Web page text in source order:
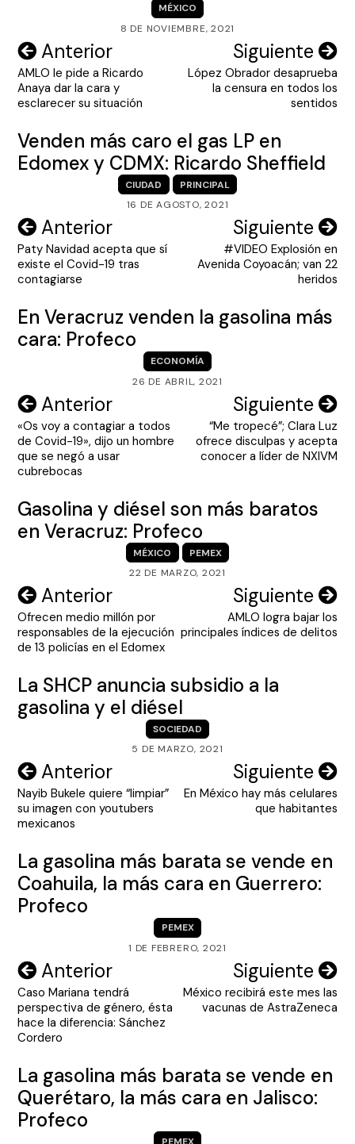
MÉXICO
8 DE NOVIEMBRE, 2021
Navegación
de
entradas
Anterior
AMLO le pide a Ricardo
Anaya dar la cara y
esclarecer su situación
Siguiente
López Obrador desaprueba
la censura en todos los
sentidos
Venden más caro el gas LP en
Edomex y CDMX: Ricardo Sheffield
CIUDAD
PRINCIPAL
16 DE AGOSTO, 2021
Navegación
de
entradas
Anterior
Paty Navidad acepta que sí
existe el Covid-19 tras
contagiarse
Siguiente
#VIDEO Explosión en
Avenida Coyoacán; van 22
heridos
En Veracruz venden la gasolina más
cara: Profeco
ECONOMÍA
26 DE ABRIL, 2021
Navegación
de
entradas
Anterior
«Os voy a contagiar a todos
de Covid-19», dijo un hombre
que se negó a usar
cubrebocas
Siguiente
“Me tropecé”; Clara Luz
ofrece disculpas y acepta
conocer a líder de NXIVM
Gasolina y diésel son más baratos
en Veracruz: Profeco
MÉXICO
PEMEX
22 DE MARZO, 2021
Navegación
de
entradas
Anterior
Ofrecen medio millón por
responsables de la ejecución
de 13 policías en el Edomex
Siguiente
AMLO logra bajar los
principales índices de delitos
La SHCP anuncia subsidio a la
gasolina y el diésel
SOCIEDAD
5 DE MARZO, 2021
Navegación
de
entradas
Anterior
Nayib Bukele quiere “limpiar”
su imagen con youtubers
mexicanos
Siguiente
En México hay más celulares
que habitantes
La gasolina más barata se vende en
Coahuila, la más cara en Guerrero:
Profeco
PEMEX
1 DE FEBRERO, 2021
Navegación
de
entradas
Anterior
Caso Mariana tendrá
perspectiva de género, ésta
hace la diferencia: Sánchez
Cordero
Siguiente
México recibirá este mes las
vacunas de AstraZeneca
La gasolina más barata se vende en
Querétaro, la más cara en Jalisco:
Profeco
PEMEX